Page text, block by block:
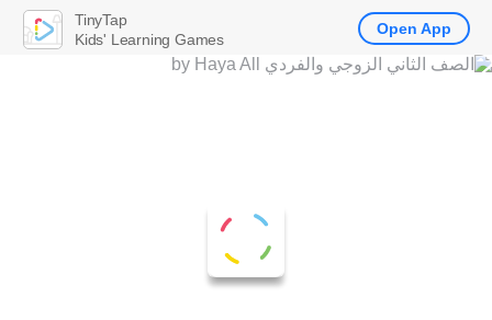
TinyTap
Kids' Learning Games
Open App